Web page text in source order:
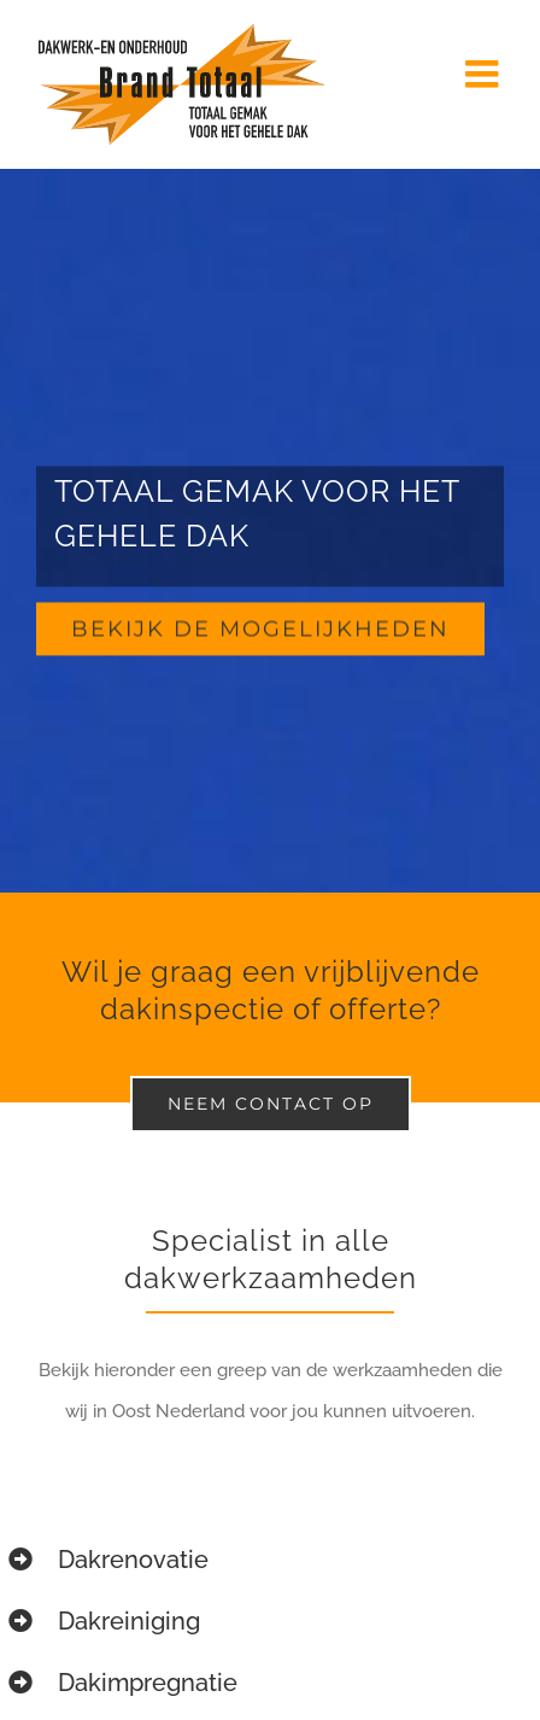
inhoud
TOTAAL GEMAK VOOR HET
GEHELE DAK
BEKIJK DE MOGELIJKHEDEN
Wil je graag een vrijblijvende
dakinspectie of offerte?
NEEM CONTACT OP
Specialist in alle
dakwerkzaamheden
Bekijk hieronder een greep van de werkzaamheden die
wij in Oost Nederland voor jou kunnen uitvoeren.
Dakrenovatie
Dakreiniging
Dakimpregnatie